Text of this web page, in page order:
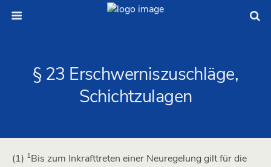
§ 23 Erschwerniszuschläge,
Schichtzulagen
(1) 1Bis zum Inkrafttreten einer Neuregelung gilt für die